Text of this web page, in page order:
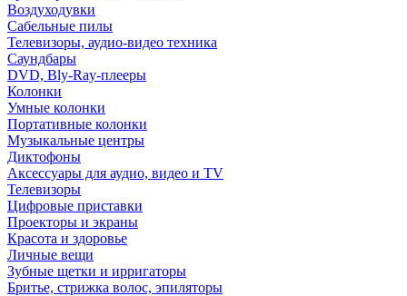
Воздуходувки
Сабельные пилы
Телевизоры, аудио-видео техника
Саундбары
DVD, Bly-Ray-плееры
Колонки
Умные колонки
Портативные колонки
Музыкальные центры
Диктофоны
Аксессуары для аудио, видео и TV
Телевизоры
Цифровые приставки
Проекторы и экраны
Красота и здоровье
Личные вещи
Зубные щетки и ирригаторы
Бритье, стрижка волос, эпиляторы